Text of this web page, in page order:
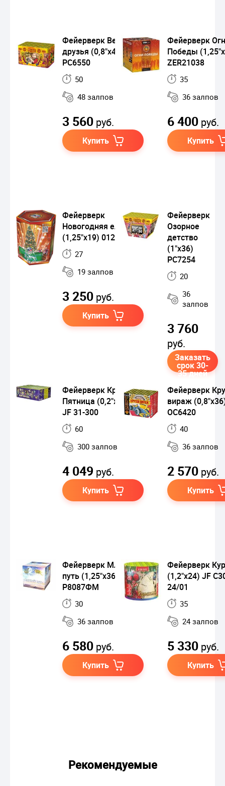
Фейерверк Верные
друзья (0,8"x48)
РС6550
50
48 залпов
3 560 руб.
Купить
Фейерверк
Победы
ZER21038
35
36 залпов
6 400 руб.
Купить
Фейерверк
Новогодняя елка
(1,25"х19) 01225
27
19 залпов
3 250 руб.
Купить
Фейерверк
Озорное
детство
(1"х36)
РС7254
20
36
залпов
3 760
руб.
Заказать
срок 30-
35 дней
Фейерверк Крэйзи
Пятница (0,2"х300)
JF 31-300
60
300 залпов
4 049 руб.
Купить
Фейерверк
вираж
ОС6420
40
36 залпов
2 570 руб.
Купить
Фейерверк Млечный
путь (1,25"х36)
Р8087ФМ
30
36 залпов
6 580 руб.
Купить
Фейерверк
(1,2"х24) JF
24/01
35
24 залпов
5 330 руб.
Купить
Рекомендуемые